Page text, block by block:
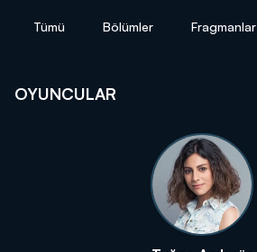
Tümü Bölümler Fragmanlar
OYUNCULAR